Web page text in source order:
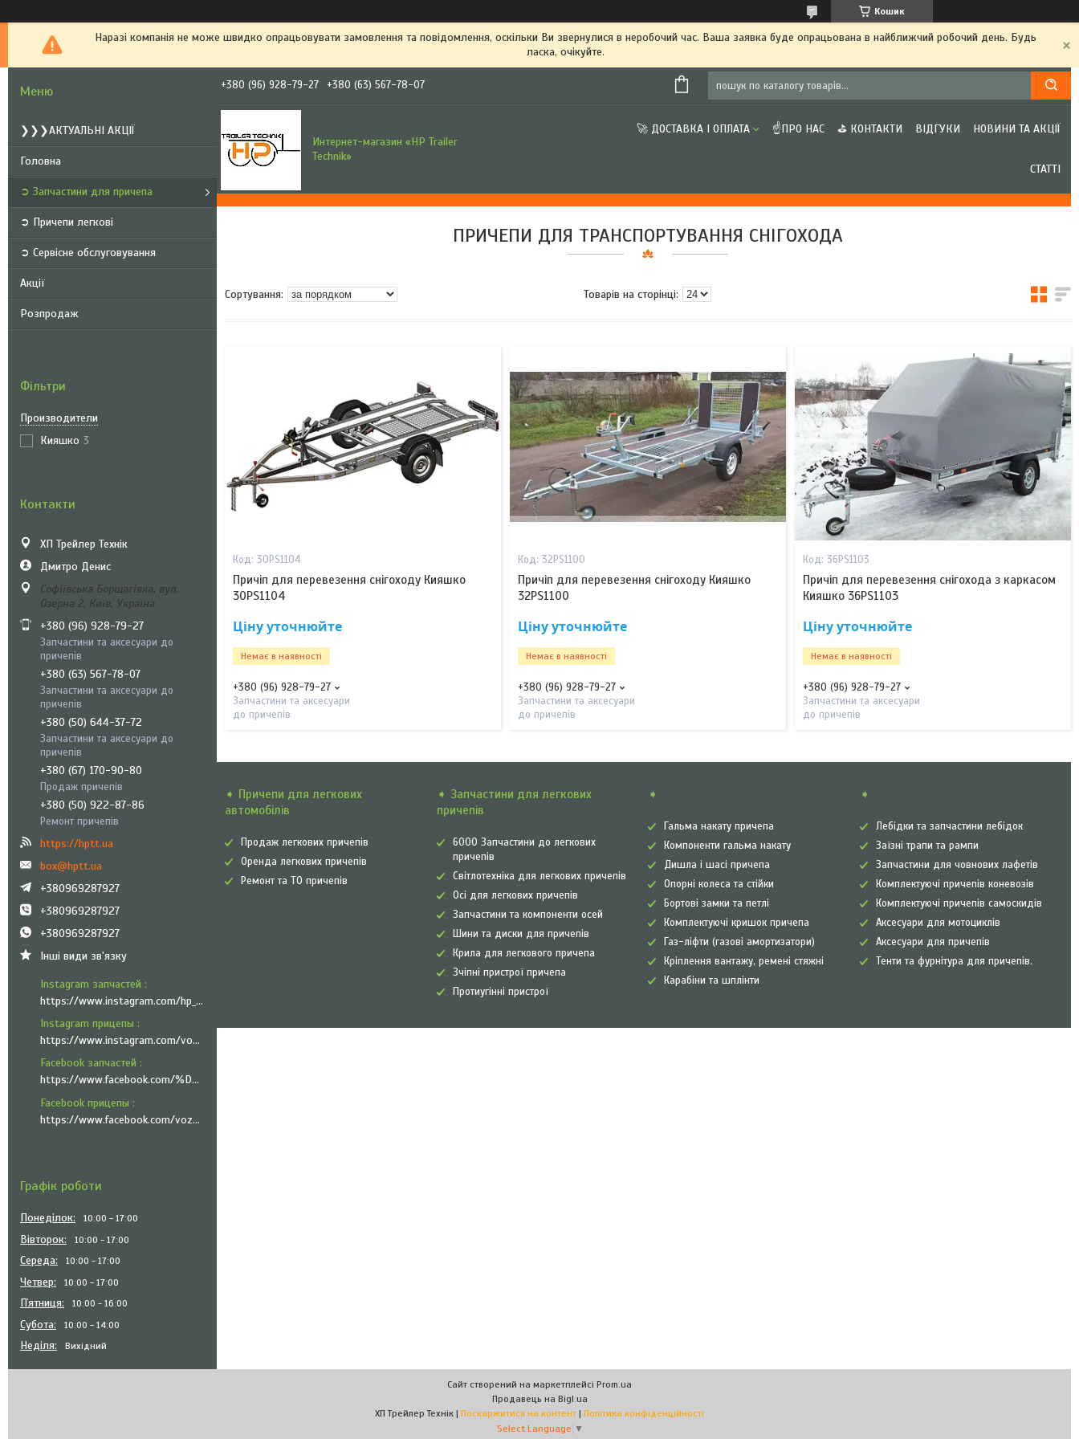
Кошик
Наразі компанія не може швидко опрацьовувати замовлення та повідомлення, оскільки Ви звернулися в неробочий час. Ваша заявка буде опрацьована в найближчий робочий день. Будь
ласка, очікуйте.
❯❯❯АКТУАЛЬНІ АКЦІЇ
Головна
➲ Запчастини для причепа
➲ Причепи легкові
➲ Сервісне обслуговування
Акції
Розпродаж
Фільтри
Производители
Кияшко 3
Контакти
ХП Трейлер Технік
Дмитро Денис
Софіївська Борщагівка, вул.
Озерна 2, Київ, Україна
+380 (96) 928-79-27
Запчастини та аксесуари до
причепів
+380 (63) 567-78-07
Запчастини та аксесуари до
причепів
+380 (50) 644-37-72
Запчастини та аксесуари до
причепів
+380 (67) 170-90-80
Продаж причепів
+380 (50) 922-87-86
Ремонт причепів
https://hptt.ua
box@hptt.ua
+380969287927
+380969287927
+380969287927
Інші види зв'язку
Instagram запчастей
https://www.instagram.com/hp_trailer_technik/
Instagram прицепы
https://www.instagram.com/vozyk.ua/
Facebook запчастей
https://www.facebook.com/%D0%A5%D0%9F-%D0%A2%D1%80%D0%B5%D0%B9%D0%BB%D0%B5%D1%80-%D0%A2%D0%B5%D1%85%D0%BD%D1%96%D0%BA-101335951999545
Facebook прицепы
https://www.facebook.com/vozyk.ua/
Графік роботи
Понеділок 10:00 17:00
Вівторок 10:00 17:00
Середа 10:00 17:00
Четвер 10:00 17:00
Пʼятниця 10:00 16:00
Субота 10:00 14:00
Неділя Вихідний
+380 (96) 928-79-27 +380 (63) 567-78-07
Интернет-магазин «HP Trailer
Technik»
🚀 ДОСТАВКА І ОПЛАТА ☝ПРО НАС ⛳ КОНТАКТИ ВІДГУКИ НОВИНИ ТА АКЦІЇ
СТАТТІ
ПРИЧЕПИ ДЛЯ ТРАНСПОРТУВАННЯ СНІГОХОДА
30PS1104
Причіп для перевезення снігоходу Кияшко
30PS1104
Ціну уточнюйте
Немає в наявності
+380 (96) 928-79-27
Запчастини та аксесуари
до причепів
32РS1100
Причіп для перевезення снігоходу Кияшко
32PS1100
Ціну уточнюйте
Немає в наявності
+380 (96) 928-79-27
Запчастини та аксесуари
до причепів
36РS1103
Причіп для перевезення снігохода з каркасом
Кияшко 36PS1103
Ціну уточнюйте
Немає в наявності
+380 (96) 928-79-27
Запчастини та аксесуари
до причепів
➧ Причепи для легкових
автомобілів
Продаж легкових причепів
Оренда легкових причепів
Ремонт та ТО причепів
➧ Запчастини для легкових
причепів
6000 Запчастини до легкових
причепів
Світлотехніка для легкових причепів
Осі для легкових причепів
Запчастини та компоненти осей
Шини та диски для причепів
Крила для легкового причепа
Зчіпні пристрої причепа
Протиугінні пристрої
➧
Гальма накату причепа
Компоненти гальма накату
Дишла і шасі причепа
Опорні колеса та стійки
Бортові замки та петлі
Комплектуючі кришок причепа
Газ-ліфти (газові амортизатори)
Кріплення вантажу, ремені стяжні
Карабіни та шплінти
➧
Лебідки та запчастини лебідок
Заїзні трапи та рампи
Запчастини для човнових лафетів
Комплектуючі причепів коневозів
Комплектуючі причепів самоскидів
Аксесуари для мотоциклів
Аксесуари для причепів
Тенти та фурнітура для причепів.
Сайт створений на маркетплейсі Prom.ua
Продавець на Bigl.ua
ХП Трейлер Технік | Поскаржитися на контент | Політика конфіденційності
Select Language ▼